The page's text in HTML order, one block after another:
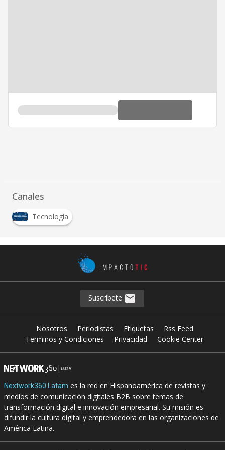
Canales
Tecnología
Suscríbete
Nosotros Periodistas Etiquetas
Rss Feed
Terminos y Condiciones
Privacidad Cookie Center
Nextwork360 Latam es la red en Hispanoamérica de revistas y
medios de comunicación digitales B2B sobre temas de
transformación digital e innovación empresarial. Su misión es
difundir la cultura digital y emprendedora en las organizaciones de
América Latina.